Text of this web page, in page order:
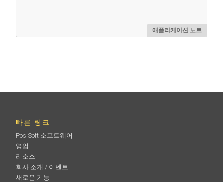
애플리케이션 노트
빠른 링크
PosiSoft 소프트웨어
영업
리소스
회사 소개 / 이벤트
새로운 기능